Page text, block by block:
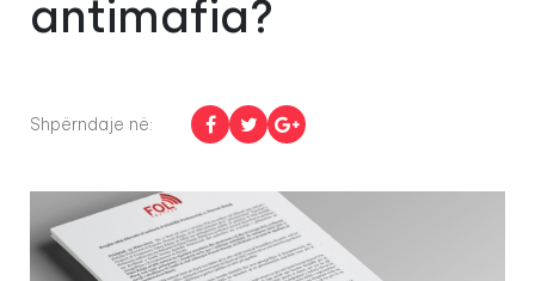
antimafia?
Shpërndaje në: